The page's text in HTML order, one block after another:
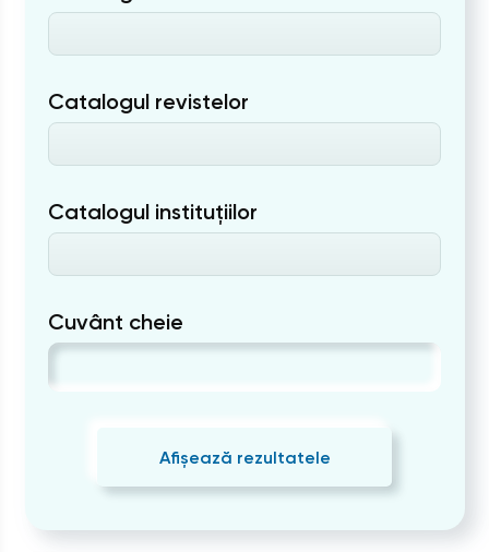
Catalogul revistelor
Catalogul instituțiilor
Cuvânt cheie
Afișează rezultatele